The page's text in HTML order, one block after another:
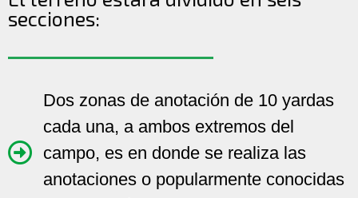
secciones:
Dos zonas de anotación de 10 yardas
cada una, a ambos extremos del
campo, es en donde se realiza las
anotaciones o popularmente conocidas